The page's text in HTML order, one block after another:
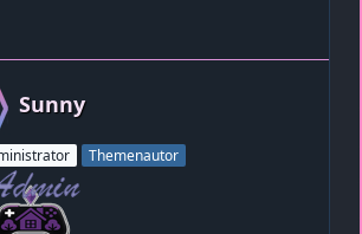
Sunny
Themenautor